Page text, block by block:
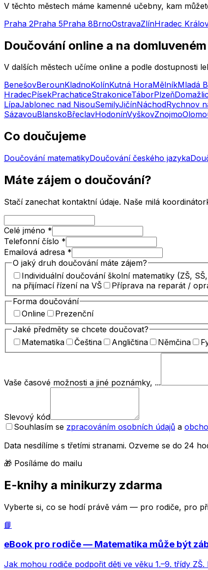
V těchto městech máme kamenné učebny, kam
Praha 2Praha 5Praha 8BrnoOstravaZlínHradec
Doučování online a na
V dalších městech učíme online a podle dostupnosti
BenešovBerounKladnoKolínKutná HoraMělníkMladá
HradecPísekPrachaticeStrakoniceTáborPlzeň
LípaJablonec nad NisouSemilyJičínNáchodRychnov
SázavouBlanskoBřeclavHodonínVyškovZnojmo
Co doučujeme
Doučování matematikyDoučování českého jazyka
Máte zájem o doučování?
Stačí zanechat kontaktní údaje. Naše milá
Celé jméno *
Telefonní číslo *
Emailová adresa *
O jaký druh doučování máte zájem?
Individuální doučování školní matematiky (ZŠ,
na přijímací řízení na VŠ
Příprava na reparát /
Forma doučování
Online
Prezenční
Jaké předměty se chcete doučovat?
Matematika
Čeština Angličtina Němčina
Vaše časové možnosti a jiné poznámky, ...
Slevový kód
Souhlasím se zpracováním osobních údajů a
Data nesdílíme s třetími stranami. Ozveme se do 24
🎁 Posíláme do mailu
E-knihy a minikurzy zdarma
Vyberte si, co se hodí právě vám — pro rodiče, pro
📘
eBook pro rodiče — Matematika může být
Jak mohou rodiče podpořit děti ve věku 1.–9. třídy